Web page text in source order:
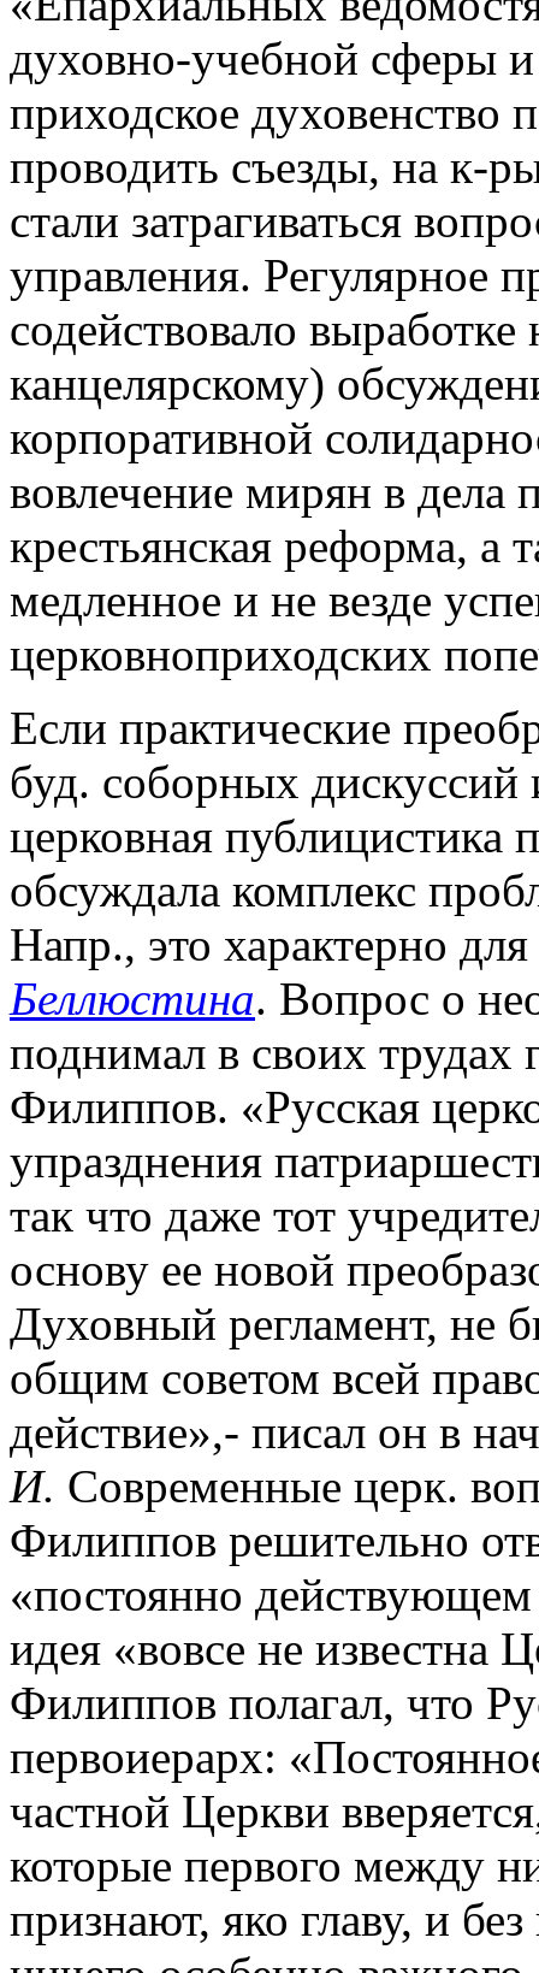
духовно-учебной сферы и
приходское духовенство
проводить съезды, на к-
стали затрагиваться
управления. Регулярное
содействовало
канцелярскому)
корпоративной
вовлечение мирян в дела
крестьянская реформа, а
медленное и не везде
церковноприходских
Если практические
буд. соборных
церковная публицистика
обсуждала комплекс
Напр., это характерно
Беллюстина. Вопрос о
поднимал в своих трудах
Филиппов. «Русская
упразднения
так что даже тот
основу ее новой
Духовный регламент, не
общим советом всей
действие»,- писал он в
И. Современные церк.
Филиппов решительно
«постоянно действующем
идея «вовсе не
Филиппов полагал, что
первоиерарх:
частной Церкви
которые первого между
признают, яко главу, и